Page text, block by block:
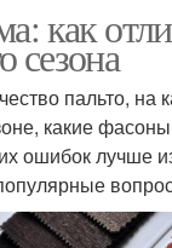
как
сезона
пальто, на
какие
ошибок лучше